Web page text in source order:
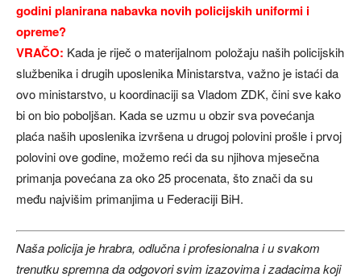
godini planirana nabavka novih policijskih uniformi i
opreme?
VRAČO: Kada je riječ o materijalnom položaju naših policijskih
službenika i drugih uposlenika Ministarstva, važno je istaći da
ovo ministarstvo, u koordinaciji sa Vladom ZDK, čini sve kako
bi on bio poboljšan. Kada se uzmu u obzir sva povećanja
plaća naših uposlenika izvršena u drugoj polovini prošle i prvoj
polovini ove godine, možemo reći da su njihova mjesečna
primanja povećana za oko 25 procenata, što znači da su
među najvišim primanjima u Federaciji BiH.
Naša policija je hrabra, odlučna i profesionalna i u svakom
trenutku spremna da odgovori svim izazovima i zadacima koji